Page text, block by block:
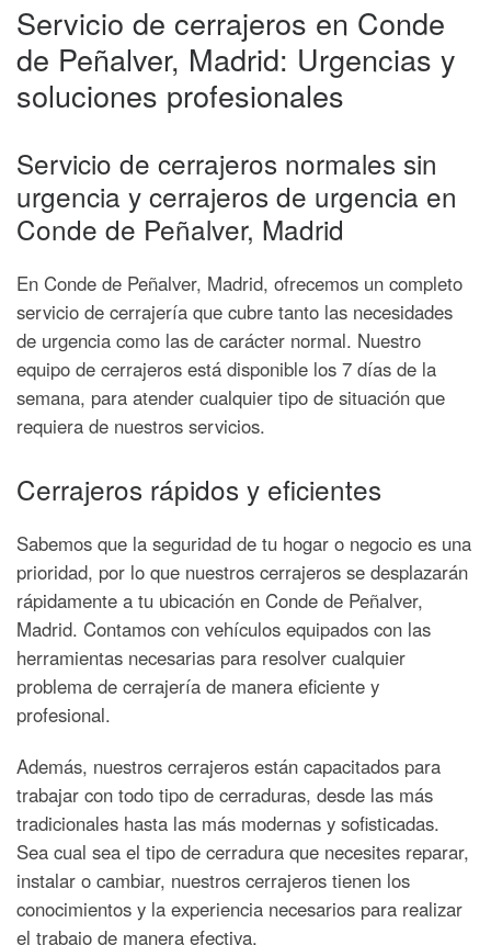
Servicio de cerrajeros en Conde
de Peñalver, Madrid: Urgencias y
soluciones profesionales
Servicio de cerrajeros normales sin
urgencia y cerrajeros de urgencia en
Conde de Peñalver, Madrid
En Conde de Peñalver, Madrid, ofrecemos un completo
servicio de cerrajería que cubre tanto las necesidades
de urgencia como las de carácter normal. Nuestro
equipo de cerrajeros está disponible los 7 días de la
semana, para atender cualquier tipo de situación que
requiera de nuestros servicios.
Cerrajeros rápidos y eficientes
Sabemos que la seguridad de tu hogar o negocio es una
prioridad, por lo que nuestros cerrajeros se desplazarán
rápidamente a tu ubicación en Conde de Peñalver,
Madrid. Contamos con vehículos equipados con las
herramientas necesarias para resolver cualquier
problema de cerrajería de manera eficiente y
profesional.
Además, nuestros cerrajeros están capacitados para
trabajar con todo tipo de cerraduras, desde las más
tradicionales hasta las más modernas y sofisticadas.
Sea cual sea el tipo de cerradura que necesites reparar,
instalar o cambiar, nuestros cerrajeros tienen los
conocimientos y la experiencia necesarios para realizar
el trabajo de manera efectiva.